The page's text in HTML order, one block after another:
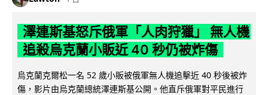
澤連斯基怒斥俄軍「人肉狩獵」 無人機
追殺烏克蘭小販近 40 秒仍被炸傷
烏克蘭克爾松一名 52 歲小販被俄軍無人機追擊近 40 秒後被炸
傷，影片由烏克蘭總統澤連斯基公開。他直斥俄軍對平民進行